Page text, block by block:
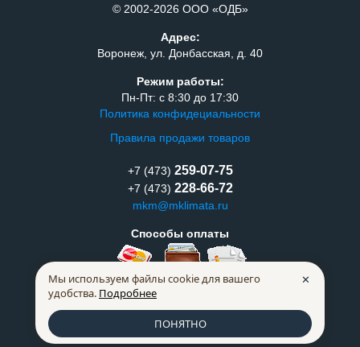
© 2002-2026 ООО «ОДБ»
Адрес:
Воронеж, ул. Донбасская, д. 40
Режим работы:
Пн-Пт: с 8:30 до 17:30
Политика конфидециальности
Правила продажи товаров
+7 (473) 259-07-75
+7 (473) 228-66-72
mkm@mklimata.ru
Способы оплаты
Мы используем файлы cookie для вашего
удобства. Подробнее
✕
ПОНЯТНО